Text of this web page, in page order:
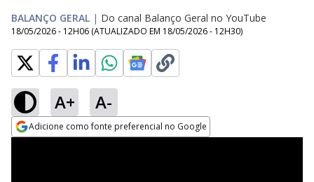
BALANÇO GERAL | Do canal Balanço Geral no YouTube
18/05/2026 - 12H06 (ATUALIZADO EM 18/05/2026 - 12H30)
A+ A-
Adicione como fonte preferencial no Google